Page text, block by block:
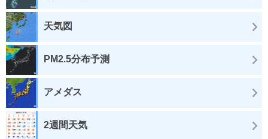
天気図
PM2.5分布予測
アメダス
2週間天気